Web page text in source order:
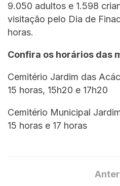
9.050 adultos e 1.598
visitação pelo Dia de
horas.
Confira os horários das
Cemitério Jardim das
15 horas, 15h20 e 17h20
Cemitério Municipal
15 horas e 17 horas